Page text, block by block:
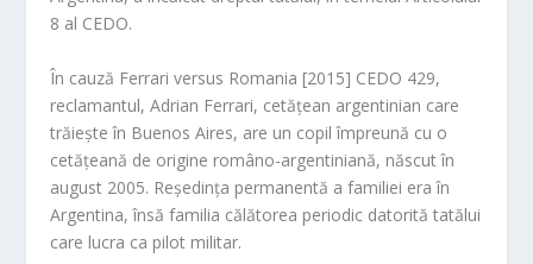
m
8 al CEDO.
În cauză Ferrari versus Romania [2015] CEDO 429,
reclamantul, Adrian Ferrari, cetăţean argentinian care
trăieşte în Buenos Aires, are un copil împreună cu o
cetăţeană de origine româno-argentiniană, născut în
august 2005. Reşedinţa permanentă a familiei era în
Argentina, însă familia călătorea periodic datorită tatălui
care lucra ca pilot militar.